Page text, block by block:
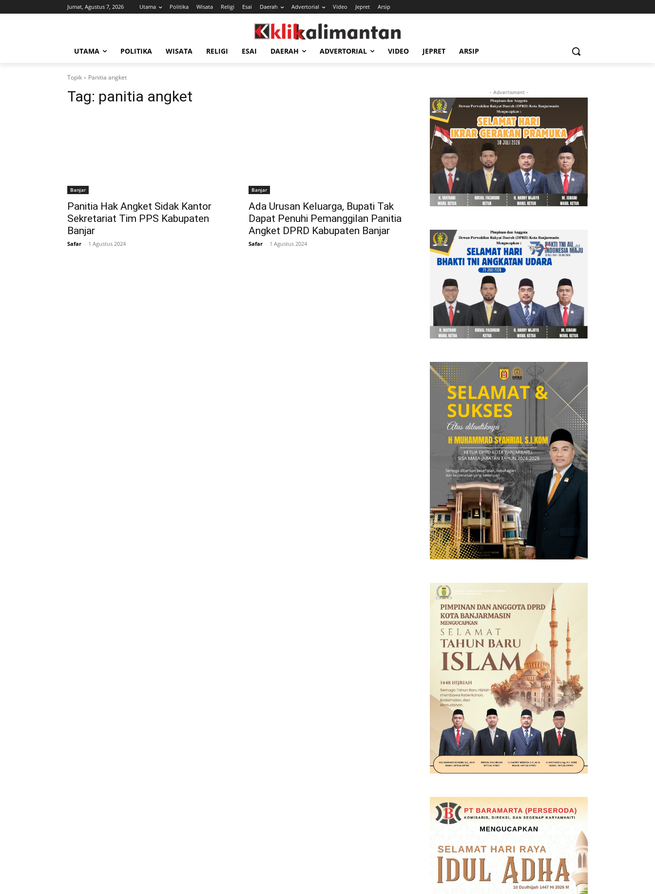
Jumat, Agustus 7, 2026 Utama Politika Wisata Religi Esai Daerah Advertorial Video Jepret Arsip
UTAMA POLITIKA WISATA RELIGI ESAI DAERAH ADVERTORIAL VIDEO JEPRET ARSIP
Topik Panitia angket
Tag: panitia angket
Banjar
Panitia Hak Angket Sidak Kantor
Sekretariat Tim PPS Kabupaten
Banjar
Safar - 1 Agustus 2024
Banjar
Ada Urusan Keluarga, Bupati Tak
Dapat Penuhi Pemanggilan Panitia
Angket DPRD Kabupaten Banjar
Safar - 1 Agustus 2024
- Advertisment -